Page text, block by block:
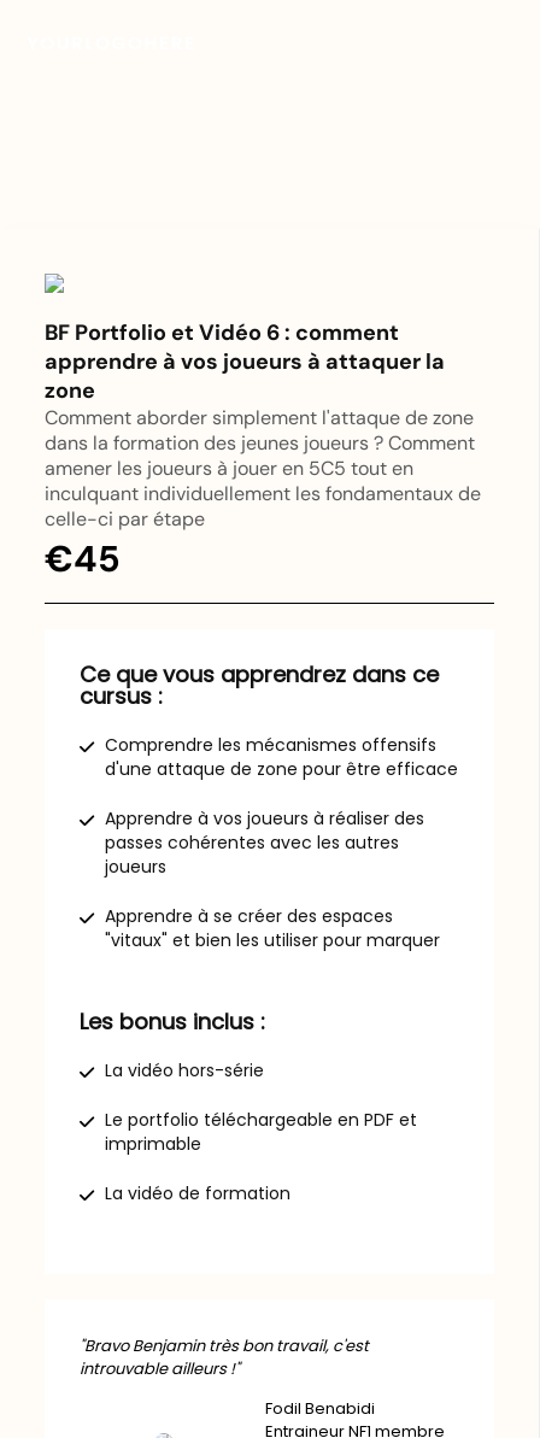
BF Portfolio et Vidéo 6 : comment
apprendre à vos joueurs à attaquer la
zone
Comment aborder simplement l'attaque de zone
dans la formation des jeunes joueurs ? Comment
amener les joueurs à jouer en 5C5 tout en
inculquant individuellement les fondamentaux de
celle-ci par étape
€45
Ce que vous apprendrez dans ce
cursus :
Comprendre les mécanismes offensifs
d'une attaque de zone pour être efficace
Apprendre à vos joueurs à réaliser des
passes cohérentes avec les autres
joueurs
Apprendre à se créer des espaces
"vitaux" et bien les utiliser pour marquer
Les bonus inclus :
La vidéo hors-série
Le portfolio téléchargeable en PDF et
imprimable
La vidéo de formation
"Bravo Benjamin très bon travail, c'est
introuvable ailleurs !"
Fodil Benabidi
Entraineur NF1 membre